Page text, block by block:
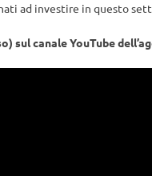
ad investire in questo
sul canale YouTube